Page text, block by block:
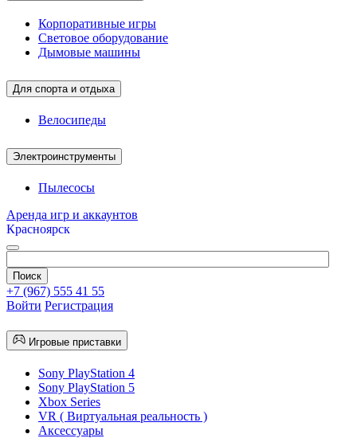
Корпоративные игры
Световое оборудование
Дымовые машины
Для спорта и отдыха
Велосипеды
Электроинструменты
Пылесосы
Аренда игр и аккаунтов
Красноярск
+7 (967) 555 41 55
Войти Регистрация
Игровые приставки
Sony PlayStation 4
Sony PlayStation 5
Xbox Series
VR ( Виртуальная реальность )
Аксессуары